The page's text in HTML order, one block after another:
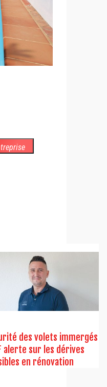
des volets immergés
alerte sur les dérives
en rénovation